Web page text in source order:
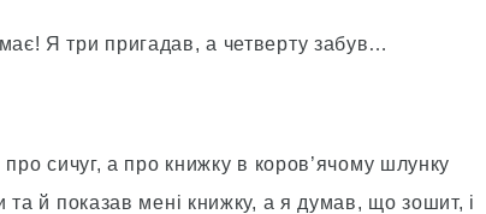
Я три пригадав, а четверту забув…
сичуг, а про книжку в коров’ячому шлунку
та й показав мені книжку, а я думав, що зошит, і